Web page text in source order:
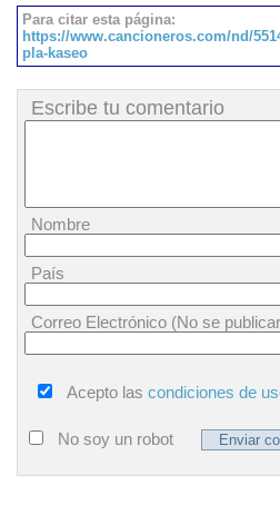
Para citar esta página:
https://www.cancioneros.com/nd/
pla-kaseo
Escribe tu comentario
Nombre
País
Correo Electrónico (No se
Acepto las condiciones de
No soy un robot